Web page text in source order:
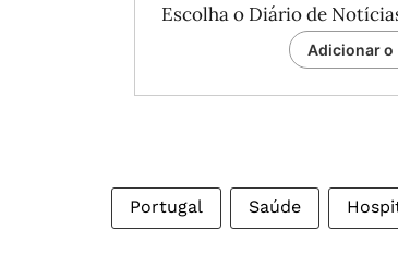
Escolha o Diário de
Adicionar o
Portugal Saúde